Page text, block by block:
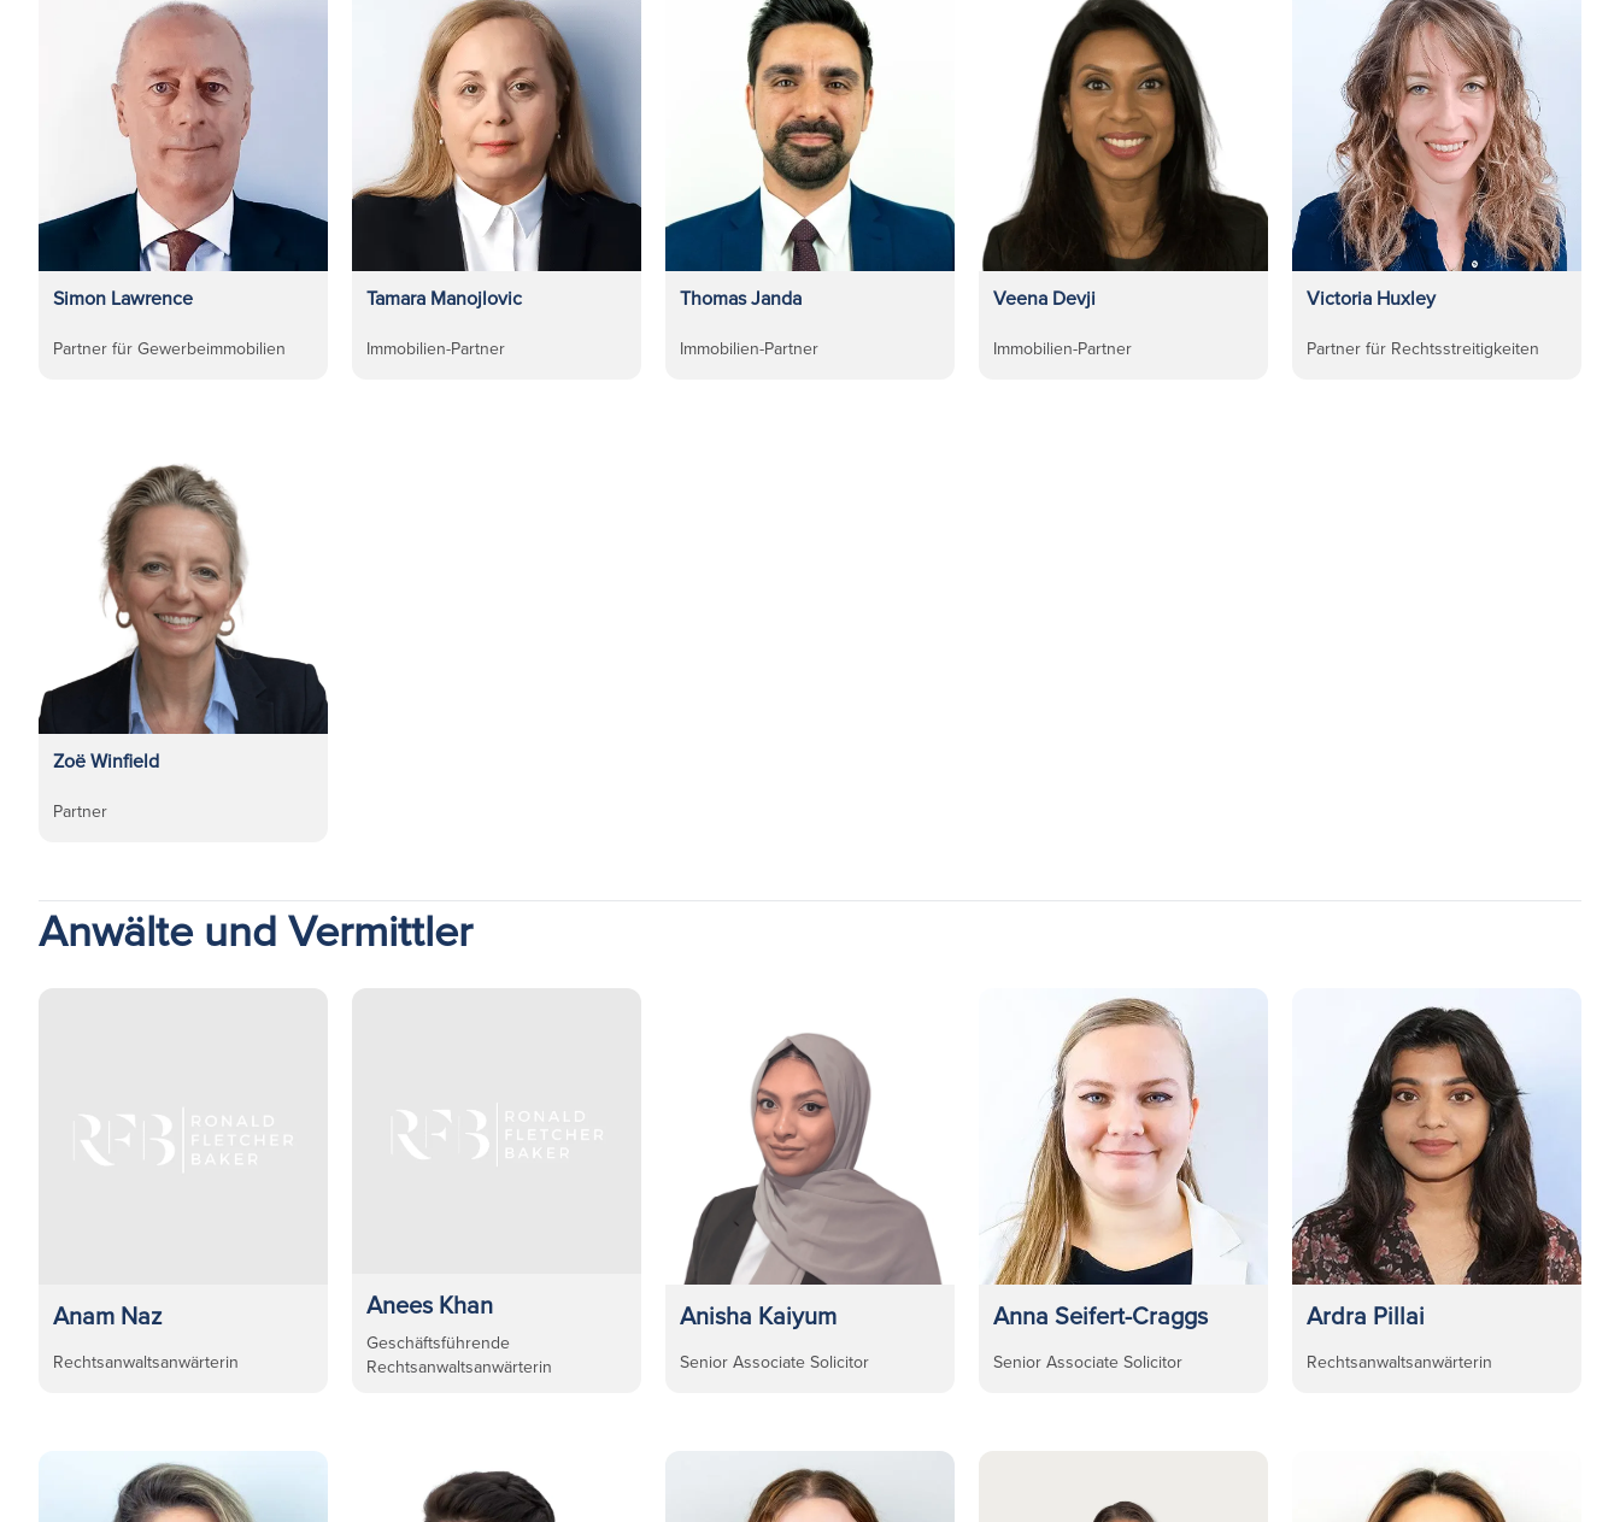
Simon Lawrence
Partner für Gewerbeimmobilien
Tamara Manojlovic
Immobilien-Partner
Thomas Janda
Immobilien-Partner
Veena Devji
Immobilien-Partner
Victoria Huxley
Partner für Rechtsstreitigkeiten
Zoë Winfield
Partner
Anwälte und Vermittler
Anam Naz
Rechtsanwaltsanwärterin
Anees Khan
Geschäftsführende
Rechtsanwaltsanwärterin
Anisha Kaiyum
Senior Associate Solicitor
Anna Seifert-Craggs
Senior Associate Solicitor
Ardra Pillai
Rechtsanwaltsanwärterin